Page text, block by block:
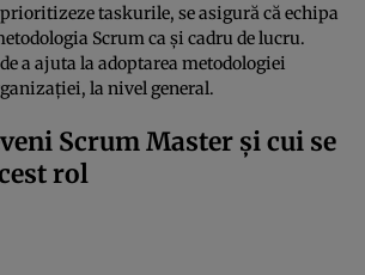
taskurile, se asigură că echipa
Scrum ca și cadru de lucru.
a ajuta la adoptarea metodologiei
la nivel general.
Scrum Master și cui se
rol